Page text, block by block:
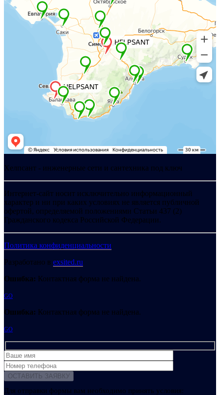
Хелпсант - инженерные сети и сантехника под ключ
Интернет-сайт носит исключительно информационный
характер и ни при каких условиях не является публичной
офертой, определяемой положениями Статьи 437 (2)
Гражданского кодекса Российской Федерации.
Политика конфиденциальности
Разработано в exsited.ru
Ошибка: Контактная форма не найдена.
GO
Ошибка: Контактная форма не найдена.
GO
Для отправки формы вам необходимо принять условия: